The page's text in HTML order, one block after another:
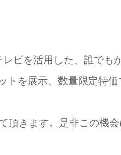
ビを活用した、誰でも
トを展示、数量限定特
頂きます。是非この機